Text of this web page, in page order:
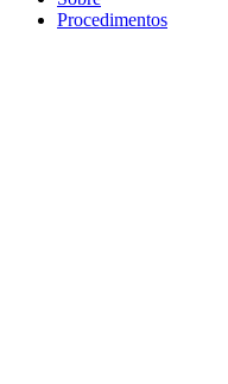
Procedimentos